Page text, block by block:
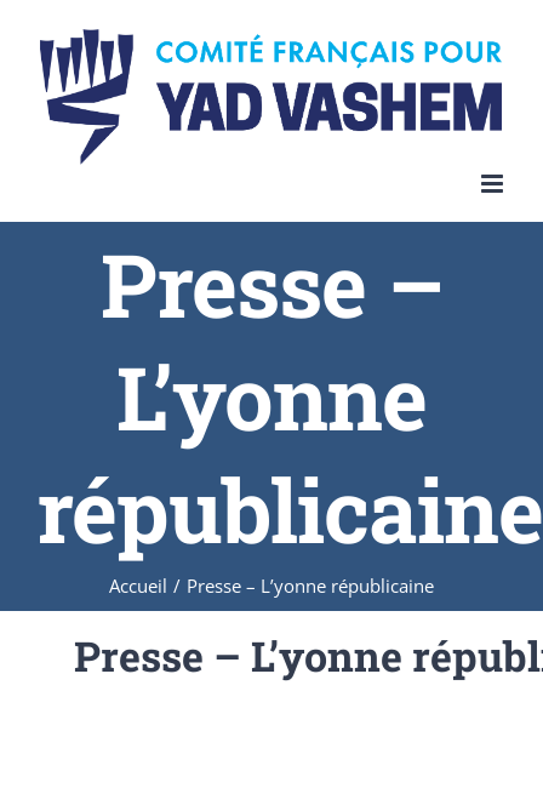
Presse –
L’yonne
républicaine
Accueil / Presse – L’yonne républicaine
Presse – L’yonne